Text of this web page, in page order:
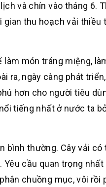
và chín vào tháng 6.
thu hoạch vải thiều
món tráng miệng,
ra, ngày càng phát
hơn cho người tiêu
tiếng nhất ở nước ta
bình thường. Cây vải có
cầu quan trọng
chuồng mục, vôi rồi